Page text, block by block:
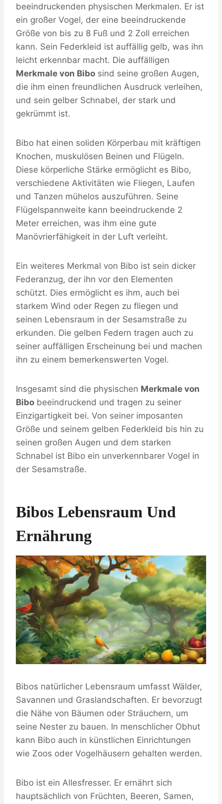
beeindruckenden physischen Merkmalen. Er ist
ein großer Vogel, der eine beeindruckende
Größe von bis zu 8 Fuß und 2 Zoll erreichen
kann. Sein Federkleid ist auffällig gelb, was ihn
leicht erkennbar macht. Die auffälligen
Merkmale von Bibo sind seine großen Augen,
die ihm einen freundlichen Ausdruck verleihen,
und sein gelber Schnabel, der stark und
gekrümmt ist.
Bibo hat einen soliden Körperbau mit kräftigen
Knochen, muskulösen Beinen und Flügeln.
Diese körperliche Stärke ermöglicht es Bibo,
verschiedene Aktivitäten wie Fliegen, Laufen
und Tanzen mühelos auszuführen. Seine
Flügelspannweite kann beeindruckende 2
Meter erreichen, was ihm eine gute
Manövrierfähigkeit in der Luft verleiht.
Ein weiteres Merkmal von Bibo ist sein dicker
Federanzug, der ihn vor den Elementen
schützt. Dies ermöglicht es ihm, auch bei
starkem Wind oder Regen zu fliegen und
seinen Lebensraum in der Sesamstraße zu
erkunden. Die gelben Federn tragen auch zu
seiner auffälligen Erscheinung bei und machen
ihn zu einem bemerkenswerten Vogel.
Insgesamt sind die physischen Merkmale von
Bibo beeindruckend und tragen zu seiner
Einzigartigkeit bei. Von seiner imposanten
Größe und seinem gelben Federkleid bis hin zu
seinen großen Augen und dem starken
Schnabel ist Bibo ein unverkennbarer Vogel in
der Sesamstraße.
Bibos Lebensraum Und
Ernährung
Bibos natürlicher Lebensraum umfasst Wälder,
Savannen und Graslandschaften. Er bevorzugt
die Nähe von Bäumen oder Sträuchern, um
seine Nester zu bauen. In menschlicher Obhut
kann Bibo auch in künstlichen Einrichtungen
wie Zoos oder Vogelhäusern gehalten werden.
Bibo ist ein Allesfresser. Er ernährt sich
hauptsächlich von Früchten, Beeren, Samen,